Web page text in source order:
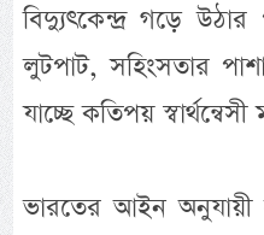
বিদ্যুৎকেন্দ্র গড়ে উঠার
লুটপাট, সহিংসতার
যাচ্ছে কতিপয় স্বার্থন্বেসী
ভারতের আইন অনুযায়ী